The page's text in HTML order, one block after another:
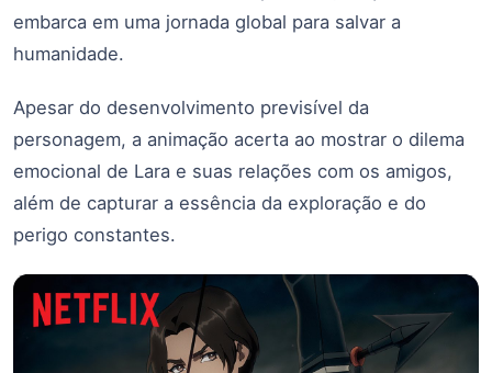
embarca em uma jornada global para salvar a
humanidade.
Apesar do desenvolvimento previsível da
personagem, a animação acerta ao mostrar o dilema
emocional de Lara e suas relações com os amigos,
além de capturar a essência da exploração e do
perigo constantes.